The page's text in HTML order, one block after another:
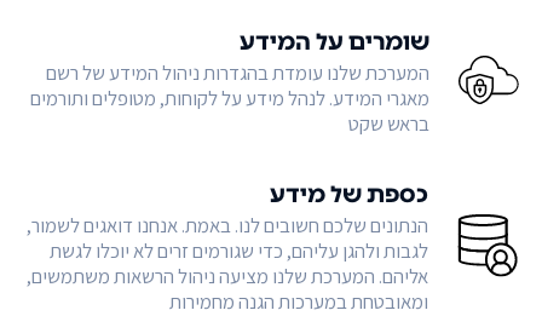
שומרים על המידע
המערכת שלנו עומדת בהגדרות ניהול המידע של רשם
מאגרי המידע. לנהל מידע על לקוחות, מטופלים ותורמים
בראש שקט
כספת של מידע
הנתונים שלכם חשובים לנו. באמת. אנחנו דואגים לשמור,
לגבות ולהגן עליהם, כדי שגורמים זרים לא יוכלו לגשת
אליהם. המערכת שלנו מציעה ניהול הרשאות משתמשים,
ומאובטחת במערכות הגנה מחמירות